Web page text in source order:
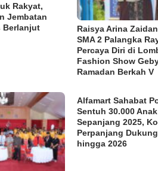
Rakyat,
Jembatan
Berlanjut
Raisya Arina
SMA 2 Palangka
Percaya Diri di
Fashion Show
Ramadan Berkah V
Alfamart Sahabat
Sentuh 30.000 Anak
Sepanjang 2025,
Perpanjang
hingga 2026